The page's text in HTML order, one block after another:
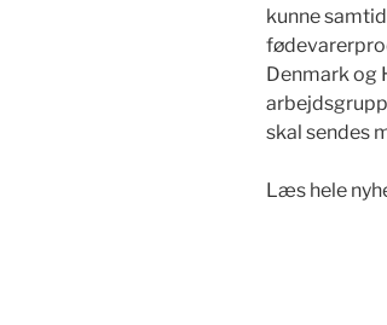
kunne
Denmark og
skal sendes
Læs hele